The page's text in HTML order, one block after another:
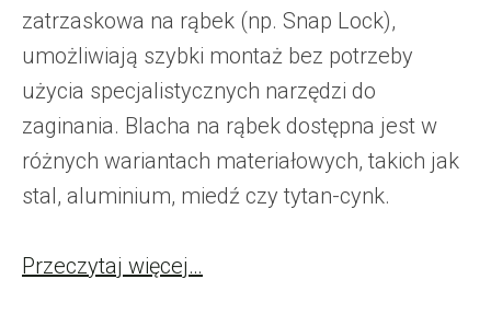
zatrzaskowa na rąbek (np. Snap Lock),
umożliwiają szybki montaż bez potrzeby
użycia specjalistycznych narzędzi do
zaginania. Blacha na rąbek dostępna jest w
różnych wariantach materiałowych, takich jak
stal, aluminium, miedź czy tytan-cynk.
Przeczytaj więcej…